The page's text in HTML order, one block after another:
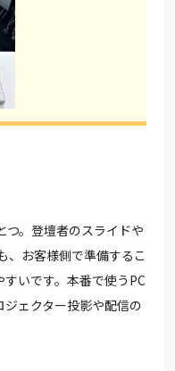
つ。登壇者のスライドや
、お客様側で準備するこ
いです。本番で使うPC
ェクター投影や配信の